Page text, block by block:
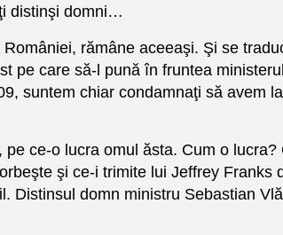
distinşi domni…
rămâne aceeaşi. Şi se
pe care să-l pună în fruntea
suntem chiar condamnaţi să avem
ce-o lucra omul ăsta. Cum o
şi ce-i trimite lui Jeffrey
Distinsul domn ministru Sebastian